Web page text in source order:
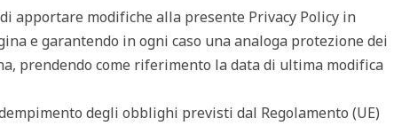
apportare modifiche alla presente Privacy Policy in
e garantendo in ogni caso una analoga protezione dei
prendendo come riferimento la data di ultima modifica
degli obblighi previsti dal Regolamento (UE)